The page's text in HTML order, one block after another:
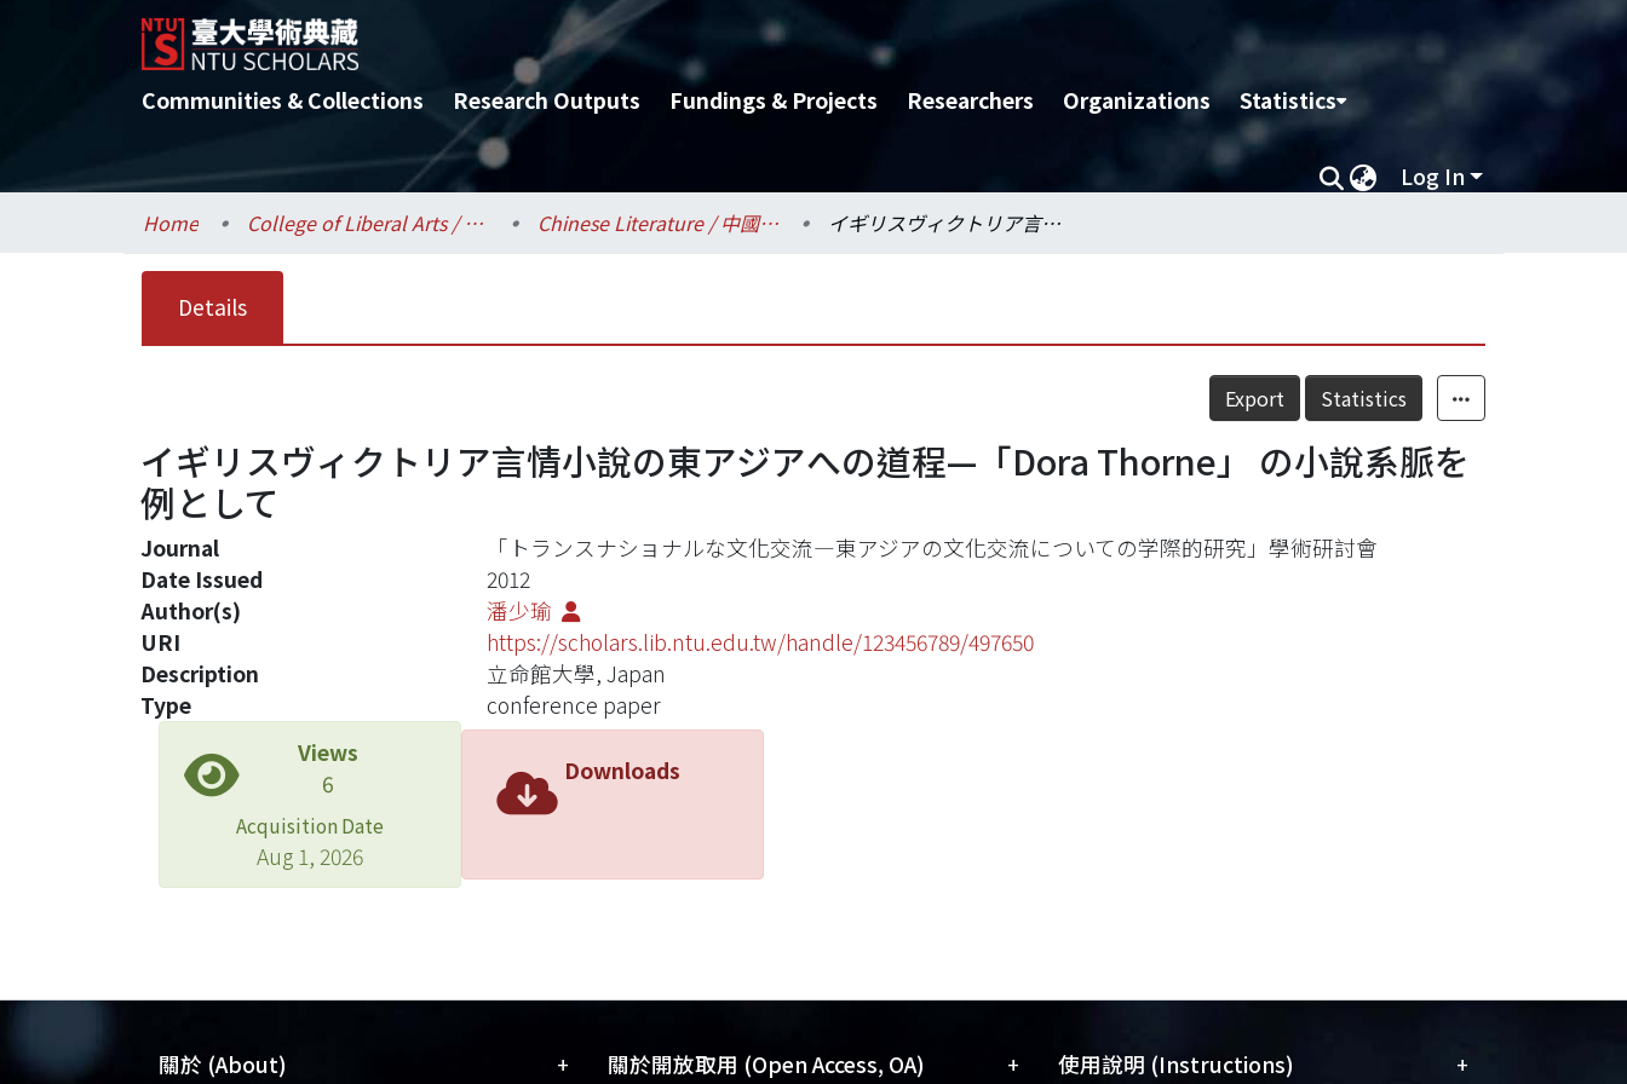
Communities & Collections Research Outputs Fundings & Projects Researchers Organizations Statistics
Log In
Home College of Liberal Arts / 文學院 Chinese Literature / 中國文學系 イギリスヴィクトリア言情小說の東アジアへの道程—「Dora Thorne」 の小說系脈を例として
Details
Export Statistics
イギリスヴィクトリア言情小說の東アジアへの道程—「Dora Thorne」 の小說系脈を
例として
Journal
「トランスナショナルな文化交流―東アジアの文化交流についての学際的研究」學術研討會
Date Issued
2012
Author(s)
潘少瑜
URI
https://scholars.lib.ntu.edu.tw/handle/123456789/497650
Description
立命館大學, Japan
Type
conference paper
Views
6
Acquisition Date
Aug 1, 2026
Downloads
關於 (About) + 關於開放取用 (Open Access, OA) + 使用說明 (Instructions) +